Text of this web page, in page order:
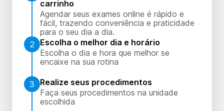
carrinho
Agendar seus exames online é rápido e
fácil, trazendo conveniência e praticidade
para o seu dia a dia.
2
Escolha o melhor dia e horário
Escolha o dia e hora que melhor se
encaixe na sua rotina
3
Realize seus procedimentos
Faça seus procedimentos na unidade
escolhida